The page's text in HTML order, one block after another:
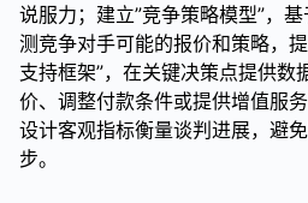
说服力；建立”竞争策略模型”，
测竞争对手可能的报价和策略，
支持框架”，在关键决策点提供数
价、调整付款条件或提供增值服务
设计客观指标衡量谈判进展，避
步。